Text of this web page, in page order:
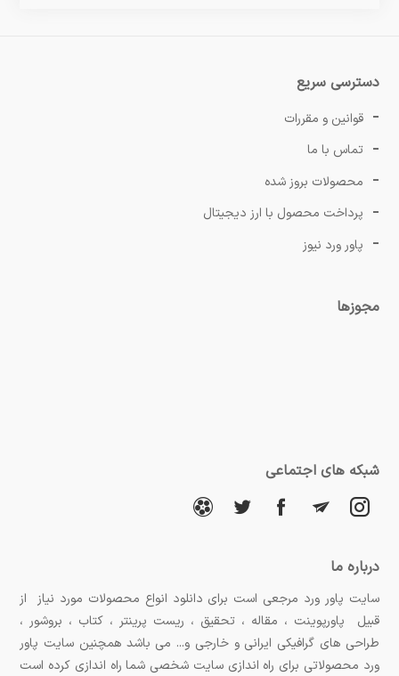
دسترسی سریع
قوانین و مقررات
تماس با ما
محصولات بروز شده
پرداخت محصول با ارز دیجیتال
پاور ورد نیوز
مجوزها
شبکه های اجتماعی
درباره ما
سایت پاور ورد مرجعی است برای دانلود انواع محصولات مورد نیاز از
قبیل پاورپوینت ، مقاله ، تحقیق ، ریست پرینتر ، کتاب ، بروشور ،
طراحی های گرافیکی ایرانی و خارجی و... می باشد همچنین سایت پاور
ورد محصولاتی برای راه اندازی سایت شخصی شما راه اندازی کرده است